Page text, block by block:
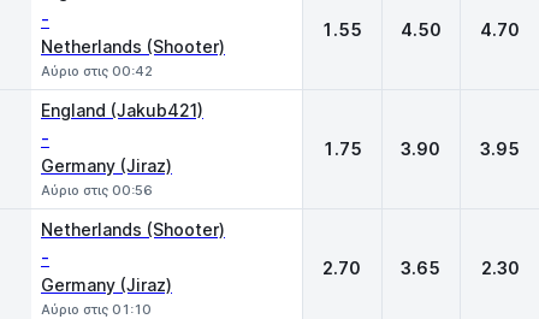
-
Netherlands (Shooter)
Αύριο στις 00:42
1.55 4.50 4.70
England (Jakub421)
-
Germany (Jiraz)
Αύριο στις 00:56
1.75 3.90 3.95
Netherlands (Shooter)
-
Germany (Jiraz)
Αύριο στις 01:10
2.70 3.65 2.30